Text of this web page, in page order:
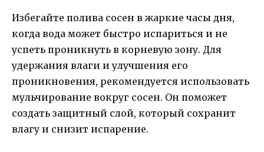
Избегайте полива сосен в жаркие часы дня,
когда вода может быстро испариться и не
успеть проникнуть в корневую зону. Для
удержания влаги и улучшения его
проникновения, рекомендуется использовать
мульчирование вокруг сосен. Он поможет
создать защитный слой, который сохранит
влагу и снизит испарение.